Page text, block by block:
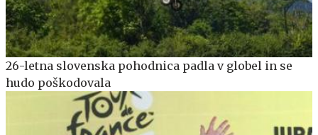
26-letna slovenska pohodnica padla v globel in se
hudo poškodovala